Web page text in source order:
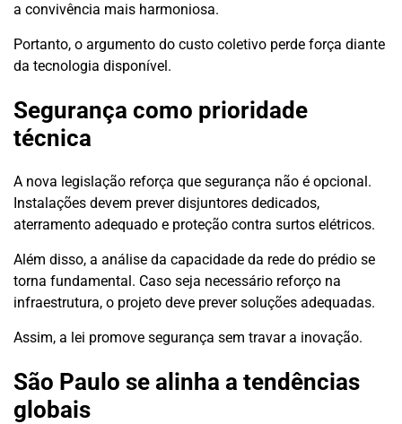
a convivência mais harmoniosa.
Portanto, o argumento do custo coletivo perde força diante
da tecnologia disponível.
Segurança como prioridade
técnica
A nova legislação reforça que segurança não é opcional.
Instalações devem prever disjuntores dedicados,
aterramento adequado e proteção contra surtos elétricos.
Além disso, a análise da capacidade da rede do prédio se
torna fundamental. Caso seja necessário reforço na
infraestrutura, o projeto deve prever soluções adequadas.
Assim, a lei promove segurança sem travar a inovação.
São Paulo se alinha a tendências
globais